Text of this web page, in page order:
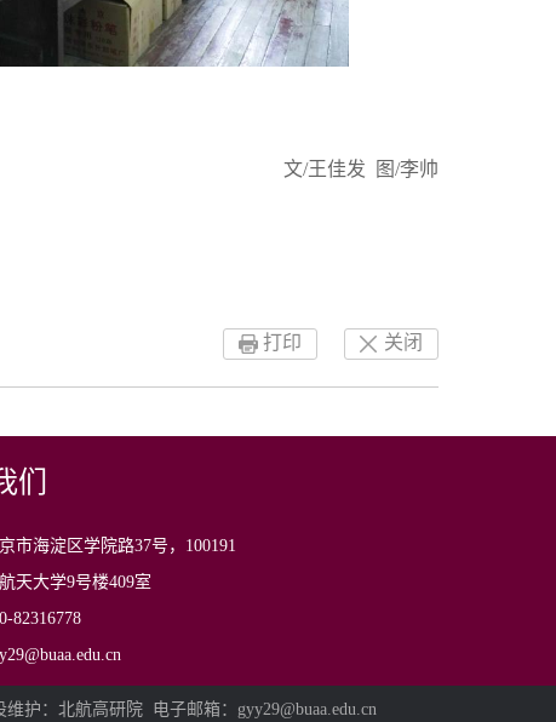
文/王佳发 图/李帅
关闭
打印
们
市海淀区学院路37号，100191
天大学9号楼409室
82316778
维护：北航高研院 电子邮箱：gyy29@buaa.edu.cn